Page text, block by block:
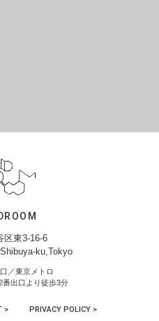
区東3-16-6
ku,Tokyo
／東京メトロ
番出口より徒歩3分
> PRIVACY POLICY >